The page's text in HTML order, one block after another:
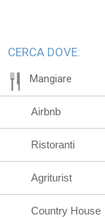
CERCA DOVE:
Mangiare
Airbnb
Ristoranti
Agriturist
Country House